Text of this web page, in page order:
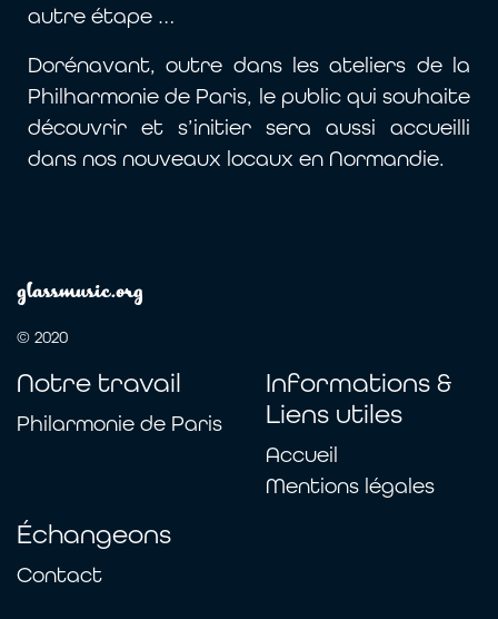
autre étape …
Dorénavant, outre dans les ateliers de la
Philharmonie de Paris, le public qui souhaite
découvrir et s’initier sera aussi accueilli
dans nos nouveaux locaux en Normandie.
glassmusic.org
© 2020
Notre travail
Philarmonie de Paris
Informations &
Liens utiles
Accueil
Mentions légales
Échangeons
Contact